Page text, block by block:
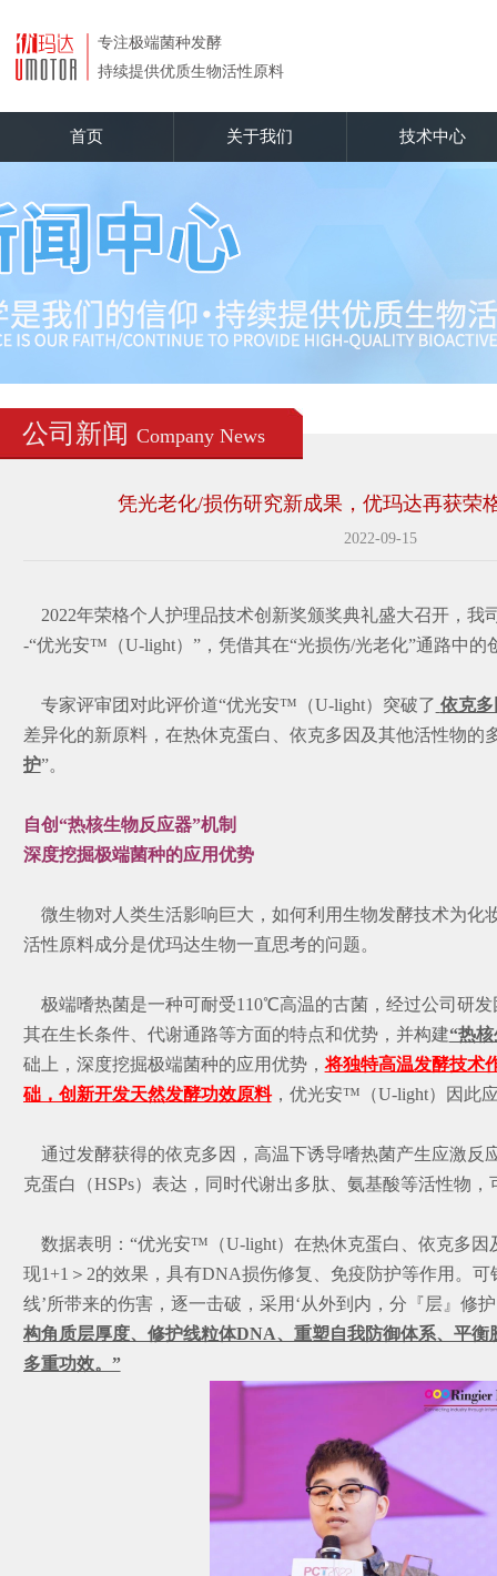
首页 关于我们 技术中心
公司新闻 Company News
凭光老化/损伤研究新成果，优玛达再获荣
2022-09-15
2022年荣格个人护理品技术创新奖颁奖典礼盛大召开，我
-“优光安™（U-light）”，凭借其在“光损伤/光老化”通路中的
专家评审团对此评价道“优光安™（U-light）突破了 依克
差异化的新原料，在热休克蛋白、依克多因及其他活性物的
护”。
自创“热核生物反应器”机制
深度挖掘极端菌种的应用优势
微生物对人类生活影响巨大，如何利用生物发酵技术为化
活性原料成分是优玛达生物一直思考的问题。
极端嗜热菌是一种可耐受110℃高温的古菌，经过公司研
其在生长条件、代谢通路等方面的特点和优势，并构建“热
础上，深度挖掘极端菌种的应用优势，将独特高温发酵技术
础，创新开发天然发酵功效原料，优光安™（U-light）因此
通过发酵获得的依克多因，高温下诱导嗜热菌产生应激反
克蛋白（HSPs）表达，同时代谢出多肽、氨基酸等活性物
数据表明：“优光安™（U-light）在热休克蛋白、依克多因
现1+1＞2的效果，具有DNA损伤修复、免疫防护等作用。可
线’所带来的伤害，逐一击破，采用‘从外到内，分『层』修
构角质层厚度、修护线粒体DNA、重塑自我防御体系、平衡
多重功效。”